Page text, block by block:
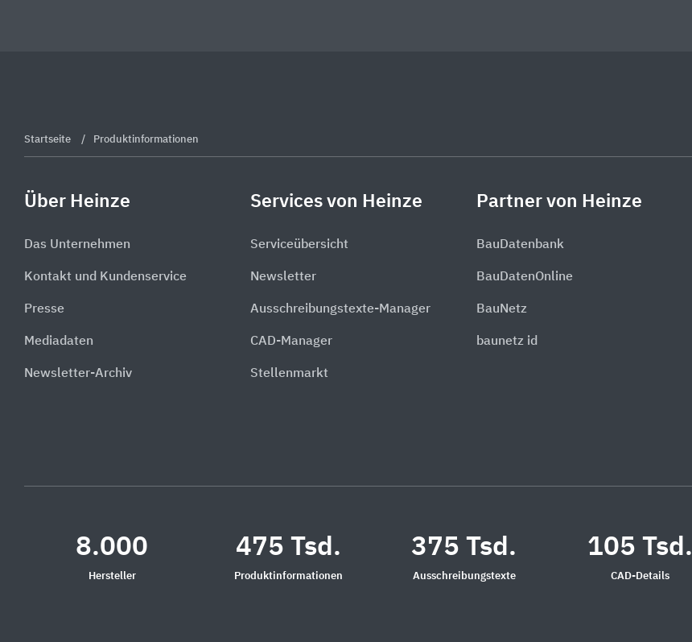
Startseite Produktinformationen
Über Heinze
Das Unternehmen
Kontakt und Kundenservice
Presse
Mediadaten
Newsletter-Archiv
Services von Heinze
Serviceübersicht
Newsletter
Ausschreibungstexte-Manager
CAD-Manager
Stellenmarkt
Partner von Heinze
BauDatenbank
BauDatenOnline
BauNetz
baunetz id
8.000
Hersteller
475 Tsd.
Produktinformationen
375 Tsd.
Ausschreibungstexte
105 Tsd.
CAD-Details